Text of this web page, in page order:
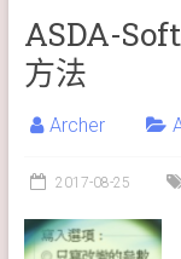
ASDA-
方法
Archer
2017-08-25